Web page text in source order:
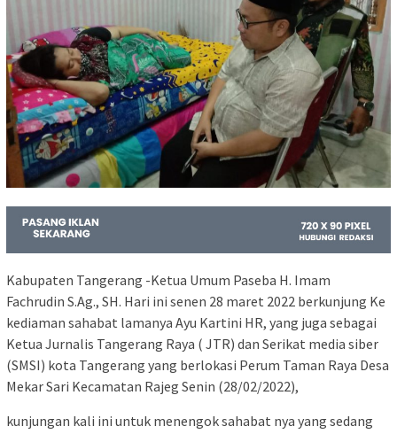
Kabupaten Tangerang -Ketua Umum Paseba H. Imam
Fachrudin S.Ag., SH. Hari ini senen 28 maret 2022 berkunjung Ke
kediaman sahabat lamanya Ayu Kartini HR, yang juga sebagai
Ketua Jurnalis Tangerang Raya ( JTR) dan Serikat media siber
(SMSI) kota Tangerang yang berlokasi Perum Taman Raya Desa
Mekar Sari Kecamatan Rajeg Senin (28/02/2022),
kunjungan kali ini untuk menengok sahabat nya yang sedang